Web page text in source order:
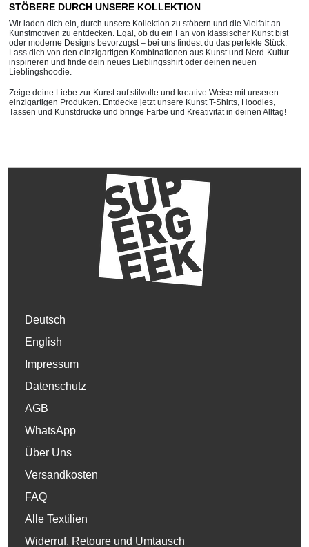
STÖBERE DURCH UNSERE KOLLEKTION
Wir laden dich ein, durch unsere Kollektion zu stöbern und die Vielfalt an
Kunstmotiven zu entdecken. Egal, ob du ein Fan von klassischer Kunst bist
oder moderne Designs bevorzugst – bei uns findest du das perfekte Stück.
Lass dich von den einzigartigen Kombinationen aus Kunst und Nerd-Kultur
inspirieren und finde dein neues Lieblingsshirt oder deinen neuen
Lieblingshoodie.
Zeige deine Liebe zur Kunst auf stilvolle und kreative Weise mit unseren
einzigartigen Produkten. Entdecke jetzt unsere Kunst T-Shirts, Hoodies,
Tassen und Kunstdrucke und bringe Farbe und Kreativität in deinen Alltag!
Deutsch
English
Impressum
Datenschutz
AGB
WhatsApp
Über Uns
Versandkosten
FAQ
Alle Textilien
Widerruf, Retoure und Umtausch